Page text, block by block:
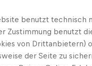
benutzt technisch
Zustimmung benutzt
von Drittanbietern)
der Seite zu